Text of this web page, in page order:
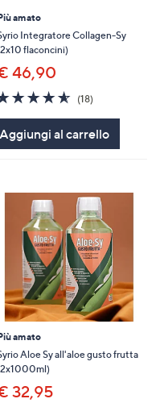
amato
Integratore Collagen-Sy
flaconcini)
46,90
4.6
of
Stars
(18)18
Aggiungi al carrello
amato
Aloe Sy all'aloe gusto frutta
32,95